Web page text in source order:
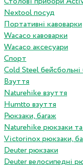
Nextool посуд
Портативні кавоварки
Wacaco кавоварки
Wacaco аксесуари
Спорт
Cold Steel бейсбольні
Взуття
Naturehike взуття
Humtto взуття
Рюкзаки, багаж
Naturehike рюкзаки
Victorinox рюкзаки,
Deuter рюкзаки
Deuter велосипедні